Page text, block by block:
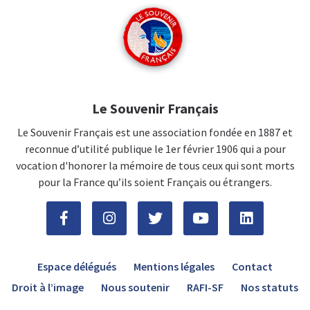
Le Souvenir Français
Le Souvenir Français est une association fondée en 1887 et
reconnue d’utilité publique le 1er février 1906 qui a pour
vocation d'honorer la mémoire de tous ceux qui sont morts
pour la France qu’ils soient Français ou étrangers.
Espace délégués Mentions légales
Contact
Droit à l’image
Nous soutenir RAFI-SF Nos statuts